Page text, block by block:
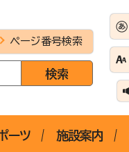
ページ番号検索
ーツ 施設案内